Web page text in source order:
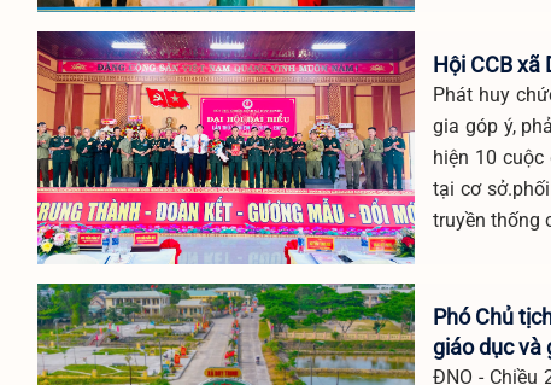
Hội CCB
Phát huy
gia góp ý,
hiện 10
tại cơ
truyền thống
Phó Chủ
giáo dục và
ĐNO - Chiều